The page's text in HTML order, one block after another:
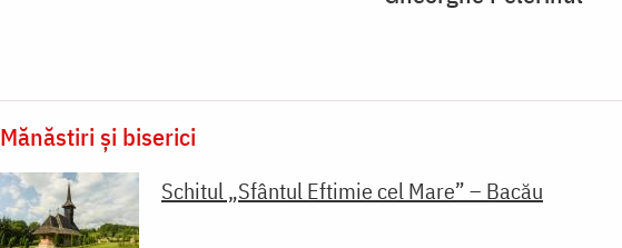
Mănăstiri și biserici
Schitul „Sfântul Eftimie cel Mare” – Bacău